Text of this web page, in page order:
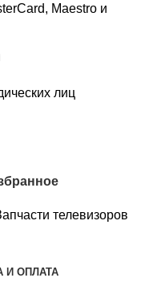
Maestro и
лиц
телевизоров
И ОПЛАТА